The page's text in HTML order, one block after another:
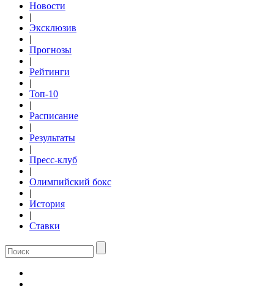
Новости
|
Эксклюзив
|
Прогнозы
|
Рейтинги
|
Топ-10
|
Расписание
|
Результаты
|
Пресс-клуб
|
Олимпийский бокс
|
История
|
Ставки